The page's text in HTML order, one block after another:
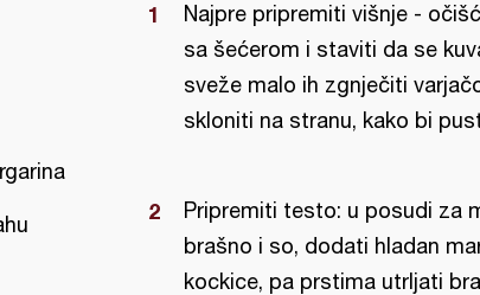
Najpre pripremiti višnje -
sa šećerom i staviti da se
sveže malo ih zgnječiti
skloniti na stranu, kako bi
Pripremiti testo: u posudi za
brašno i so, dodati hladan
kockice, pa prstima utrljati